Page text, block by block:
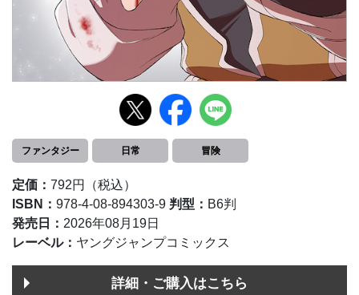
ファンタジー 日常 冒険
定価： 792円（税込）
ISBN： 978-4-08-894303-9 判型： B6判
発売日： 2026年08月19日
レーベル： ヤングジャンプコミックス
詳細・ご購入はこちら